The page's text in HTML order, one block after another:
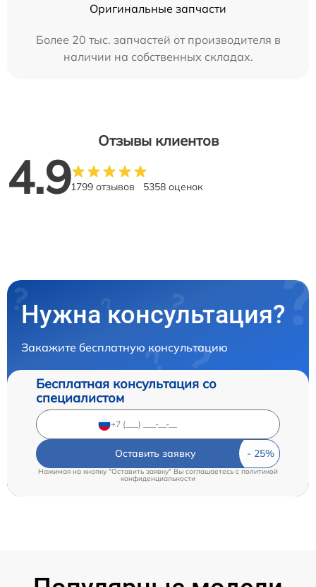
Оригинальные запчасти
Более 20 тыс. запчастей от производителя в
наличии на собственных складах.
Отзывы клиентов
4.91799 отзывов 5358 оценок
Нужна консультация?
Закажите бесплатную консультацию
Бесплатная консультация со
специалистом
Оставить заявку
Нажимая на кнопку "Оставить заявку" Вы соглашаетесь cполитикой
конфиденциальности